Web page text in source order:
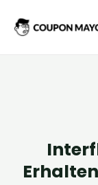
Inhalt